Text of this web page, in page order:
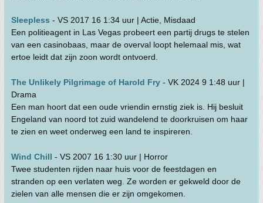
Sleepless - VS 2017 16 1:34 uur | Actie, Misdaad
Een politieagent in Las Vegas probeert een partij drugs te stelen
van een casinobaas, maar de overval loopt helemaal mis, wat
ertoe leidt dat zijn zoon wordt ontvoerd.
The Unlikely Pilgrimage of Harold Fry - VK 2024 9 1:48 uur |
Drama
Een man hoort dat een oude vriendin ernstig ziek is. Hij besluit
Engeland van noord tot zuid wandelend te doorkruisen om haar
te zien en weet onderweg een land te inspireren.
Wind Chill - VS 2007 16 1:30 uur | Horror
Twee studenten rijden naar huis voor de feestdagen en
stranden op een verlaten weg. Ze worden er gekweld door de
zielen van alle mensen die er zijn omgekomen.